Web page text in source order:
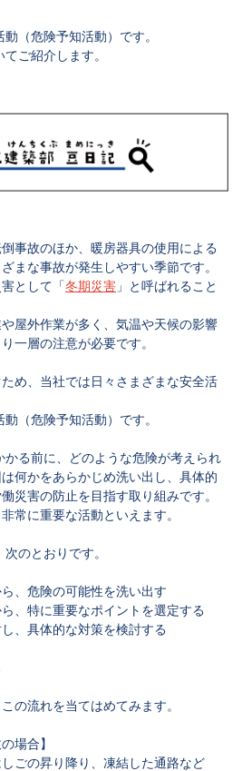
動（危険予知活動） です。
ご紹介します。
事故のほか、暖房器具の使用による
まな事故が発生しやすい季節です。
として「冬期災害 」と呼ばれること
屋外作業が多く、気温や天候の影響
一層の注意が必要です。
め、当社では日々さまざまな安全活
動（危険予知活動） です。
かる前に、どのような危険が考えられ
何かをあらかじめ洗い出し、具体的
災害の防止を目指す取り組みです。
常に重要な活動といえます。
のとおりです。
、危険の可能性を洗い出す
、特に重要なポイントを選定する
、具体的な対策を検討する
の流れを当てはめてみます。
場合】
ごの昇り降り、凍結した通路など